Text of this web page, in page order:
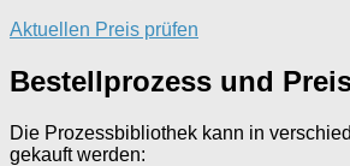
Aktuellen Preis prüfen
Bestellprozess und
Die Prozessbibliothek kann in
gekauft werden: